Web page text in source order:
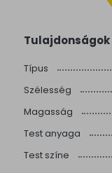
Tulajdonságok
Típus
Szélesség
Magasság
Test anyaga
Test színe